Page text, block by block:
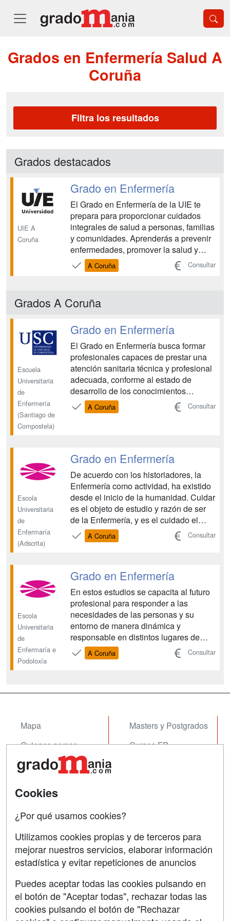
Grados en Enfermería Salud A
Coruña
Filtra los resultados
Grados destacados
UIE A
Coruña
Grado en Enfermería
El Grado en Enfermería de la UIE te
prepara para proporcionar cuidados
integrales de salud a personas, familias
y comunidades. Aprenderás a prevenir
enfermedades, promover la salud y
rehabilitar pacientes, adaptándote a las
necesidades del entorno y utilizando
profesio...
A Coruña Consultar
Grados A Coruña
Escuela
Universitaria
de
Enfermería
(Santiago de
Compostela)
Grado en Enfermería
El Grado en Enfermería busca formar
profesionales capaces de prestar una
atención sanitaria técnica y profesional
adecuada, conforme al estado de
desarrollo de los conocimientos
científicos en cada momento, que
puedan comprender el comportamiento
A Coruña Consultar
Escola
Universitaria
de
Enfermaría
(Adscrita)
Grado en Enfermería
De acuerdo con los historiadores, la
Enfermería como actividad, ha existido
desde el inicio de la humanidad. Cuidar
es el objeto de estudio y razón de ser
de la Enfermería, y es el cuidado el
elemento paradigmático que marca la
diferencia entre Enfermería y otras
una rápi...
A Coruña Consultar
Escola
Universitaria
de
Enfermaría e
Podoloxía
Grado en Enfermería
En estos estudios se capacita al futuro
profesional para responder a las
necesidades de las personas y su
entorno de manera dinámica y
responsable en distintos lugares de
atención y contextos sociales, para lo
que se abordan diferentes disciplinas
sus funciones y el comportamiento ...
A Coruña Consultar
Mapa
Quienes somos
Tarifas publicidad
Masters y Postgrados
Cursos FP
Contactar
Confidencialidad
Copyleft
SÍGUENOS EN:
Cookies
¿Por qué usamos cookies?
Utilizamos cookies propias y de terceros para
mejorar nuestros servicios, elaborar información
estadística y evitar repeticiones de anuncios
Puedes aceptar todas las cookies pulsando en
el botón de "Aceptar todas", rechazar todas las
cookies pulsando el botón de "Rechazar